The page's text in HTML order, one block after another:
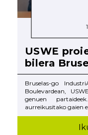
USWE
bilera
Bruselas-go
Boulevardean,
genuen
aurreikusitako gaien